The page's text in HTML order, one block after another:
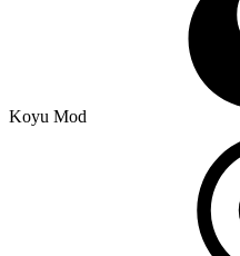
Koyu Mod